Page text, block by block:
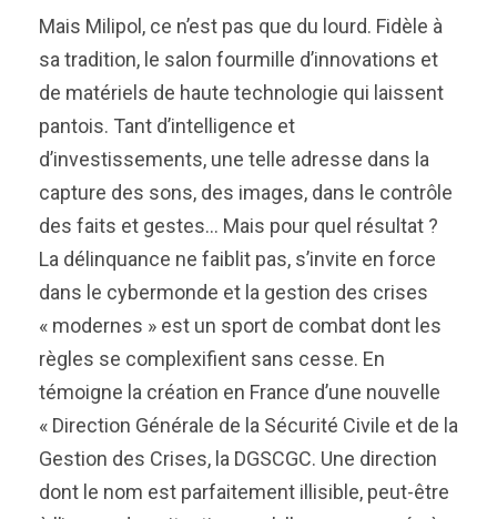
Mais Milipol, ce n’est pas que du lourd. Fidèle à
sa tradition, le salon fourmille d’innovations et
de matériels de haute technologie qui laissent
pantois. Tant d’intelligence et
d’investissements, une telle adresse dans la
capture des sons, des images, dans le contrôle
des faits et gestes… Mais pour quel résultat ?
La délinquance ne faiblit pas, s’invite en force
dans le cybermonde et la gestion des crises
« modernes » est un sport de combat dont les
règles se complexifient sans cesse. En
témoigne la création en France d’une nouvelle
« Direction Générale de la Sécurité Civile et de la
Gestion des Crises, la DGSCGC. Une direction
dont le nom est parfaitement illisible, peut-être